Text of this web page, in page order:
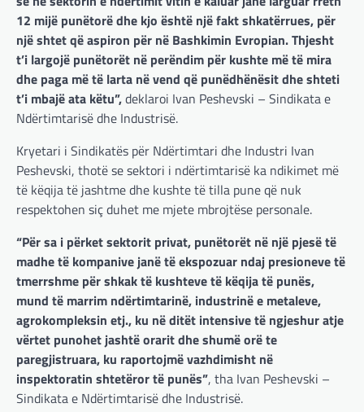
12 mijë punëtorë dhe kjo është një fakt shkatërrues, për
një shtet që aspiron për në Bashkimin Evropian. Thjesht
t’i largojë punëtorët në perëndim për kushte më të mira
dhe paga më të larta në vend që punëdhënësit dhe shteti
t’i mbajë ata këtu”,deklaroi Ivan Peshevski – Sindikata e
Ndërtimtarisë dhe Industrisë.
Kryetari i Sindikatës për Ndërtimtari dhe Industri Ivan
Peshevski, thotë se sektori i ndërtimtarisë ka ndikimet më
të këqija të jashtme dhe kushte të tilla pune që nuk
respektohen siç duhet me mjete mbrojtëse personale.
“Për sa i përket sektorit privat, punëtorët në një pjesë të
madhe të kompanive janë të ekspozuar ndaj presioneve të
tmerrshme për shkak të kushteve të këqija të punës,
mund të marrim ndërtimtarinë, industrinë e metaleve,
agrokompleksin etj., ku në ditët intensive të ngjeshur atje
vërtet punohet jashtë orarit dhe shumë orë te
paregjistruara, ku raportojmë vazhdimisht në
inspektoratin shtetëror të punës”, tha Ivan Peshevski –
Sindikata e Ndërtimtarisë dhe Industrisë.